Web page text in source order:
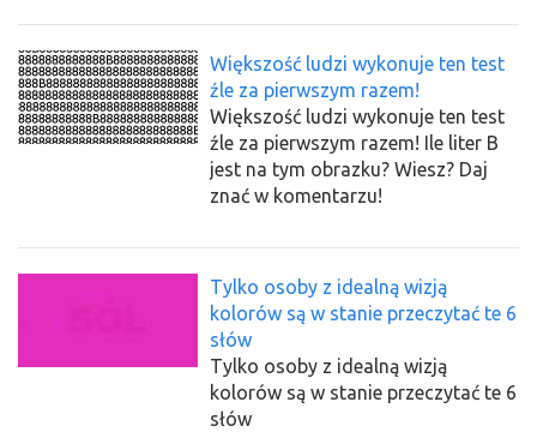
Większość ludzi wykonuje ten test
źle za pierwszym razem!
Większość ludzi wykonuje ten test
źle za pierwszym razem! Ile liter B
jest na tym obrazku? Wiesz? Daj
znać w komentarzu!
Tylko osoby z idealną wizją
kolorów są w stanie przeczytać te 6
słów
Tylko osoby z idealną wizją
kolorów są w stanie przeczytać te 6
słów